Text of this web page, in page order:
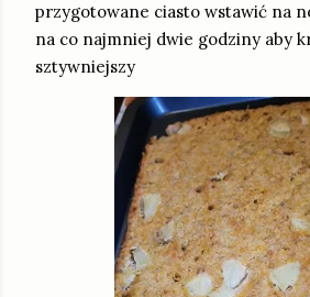
przygotowane ciasto wstawić na
na co najmniej dwie godziny aby
sztywniejszy